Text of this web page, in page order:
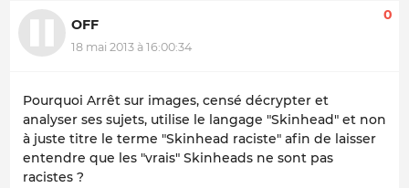
OFF
18 mai 2013 à 16:00:34
0
Pourquoi Arrêt sur images, censé décrypter et
analyser ses sujets, utilise le langage "Skinhead" et non
à juste titre le terme "Skinhead raciste" afin de laisser
entendre que les "vrais" Skinheads ne sont pas
racistes ?